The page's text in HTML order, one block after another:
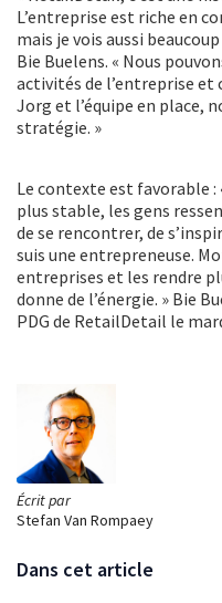
Écrit par
Stefan Van Rompaey
Dans cet article
L’entreprise est riche en
mais je vois aussi
Bie Buelens. « Nous
activités de l’entreprise et
Jorg et l’équipe en place,
stratégie. »
Le contexte est favorable :
plus stable, les gens
de se rencontrer, de
suis une entrepreneuse.
entreprises et les rendre
donne de l’énergie. » Bie
PDG de RetailDetail le